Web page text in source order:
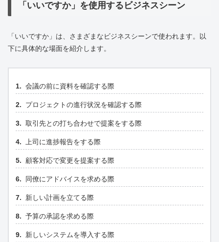
「いいですか」を使用するビジネスシーン
「いいですか」は、さまざまなビジネスシーンで使われます。以
下に具体的な場面を紹介します。
会議の前に資料を確認する際
プロジェクトの進行状況を確認する際
取引先との打ち合わせで提案をする際
上司に進捗報告をする際
顧客対応で変更を提案する際
同僚にアドバイスを求める際
新しい計画を立てる際
予算の承認を求める際
新しいシステムを導入する際